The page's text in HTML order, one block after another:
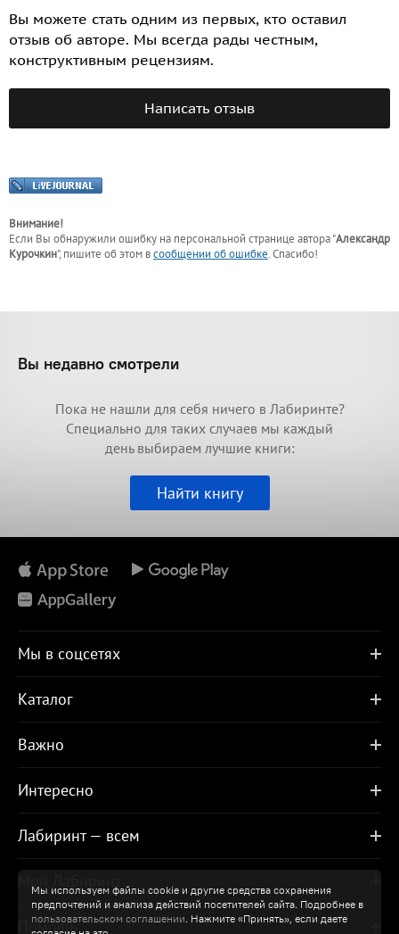
Вы можете стать одним из первых, кто оставил
отзыв об авторе. Мы всегда рады честным,
конструктивным рецензиям.
Написать отзыв
Внимание!
Если Вы обнаружили ошибку на персональной странице автора "Александр
Курочкин", пишите об этом всообщении об ошибке. Спасибо!
Мы используем файлы cookie и другие средства сохранения
предпочтений и анализа действий посетителей сайта. Подробнее в
пользовательском соглашении. Нажмите «Принять», если даете
Вы недавно смотрели
Пока не нашли для себя ничего в Лабиринте?
Специально для таких случаев мы каждый
день выбираем лучшие книги:
Найти книгу
Мы в соцсетях
Каталог
Важно
Интересно
Лабиринт — всем
Помощь